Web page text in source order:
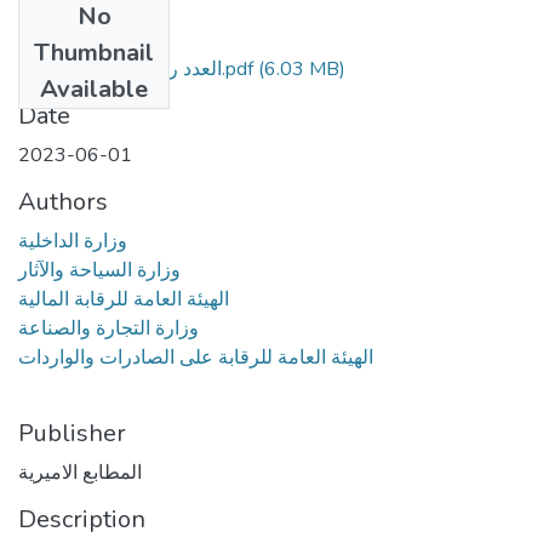
No
Thumbnail
Available
العدد رقم 122 - مؤمن.pdf(6.03 MB)
Date
2023-06-01
Authors
وزارة الداخلية
وزارة السياحة والآثار
الهيئة العامة للرقابة المالية
وزارة التجارة والصناعة
الهيئة العامة للرقابة على الصادرات والواردات
Publisher
المطابع الاميرية
Description